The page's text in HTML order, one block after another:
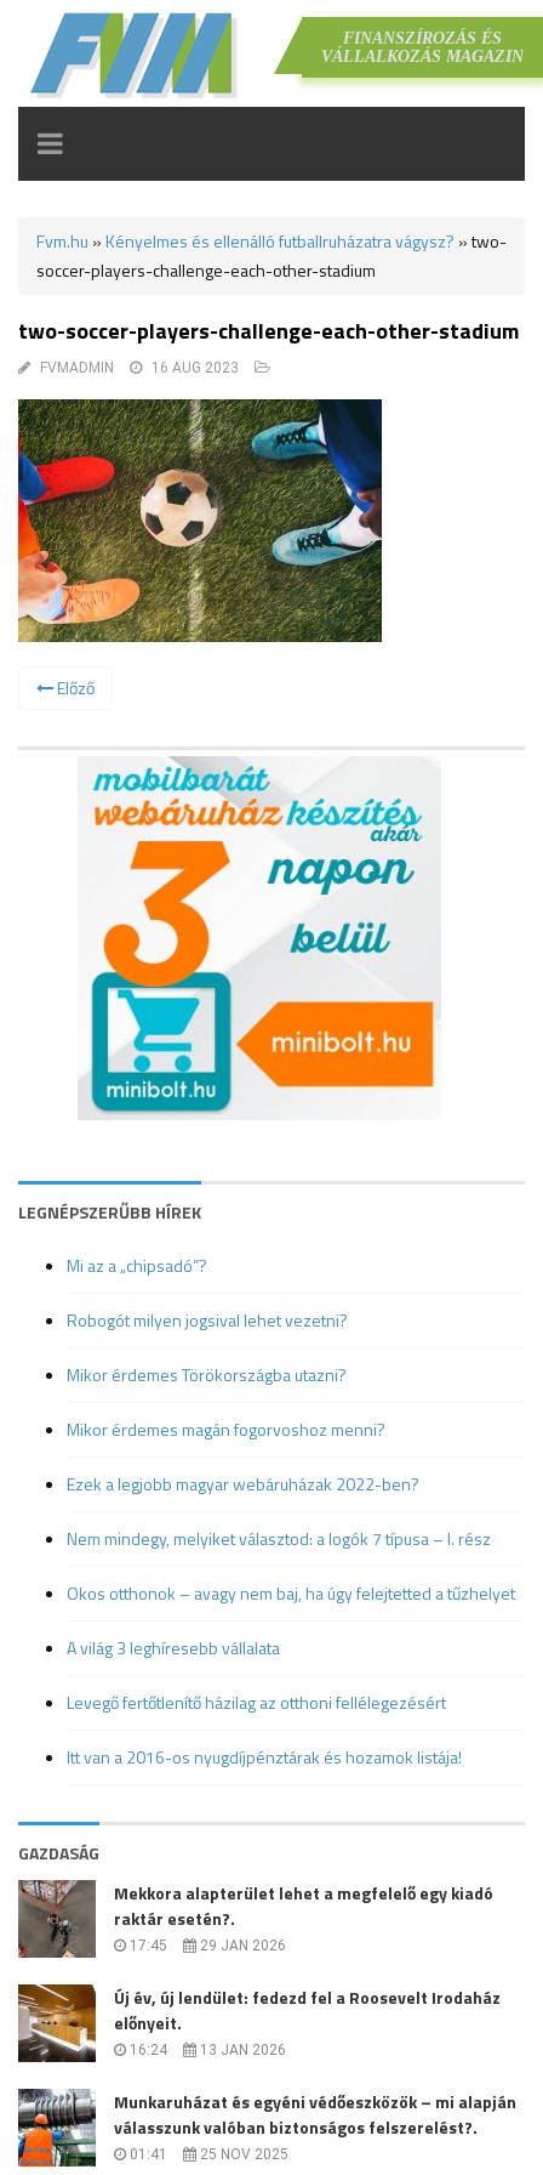
FINANSZÍROZÁS ÉS
VÁLLALKOZÁS MAGAZIN
TOGGLE
NAVIGATION
Fvm.hu » Kényelmes és ellenálló futballruházatra vágysz? »two-
soccer-players-challenge-each-other-stadium
two-soccer-players-challenge-each-other-stadium
FVMADMIN 16 AUG 2023
Előző
LEGNÉPSZERŰBB HÍREK
Mi az a „chipsadó”?
Robogót milyen jogsival lehet vezetni?
Mikor érdemes Törökországba utazni?
Mikor érdemes magán fogorvoshoz menni?
Ezek a legjobb magyar webáruházak 2022-ben?
Nem mindegy, melyiket választod: a logók 7 típusa – I. rész
Okos otthonok – avagy nem baj, ha úgy felejtetted a tűzhelyet
A világ 3 leghíresebb vállalata
Levegő fertőtlenítő házilag az otthoni fellélegezésért
Itt van a 2016-os nyugdíjpénztárak és hozamok listája!
GAZDASÁG
Mekkora alapterület lehet a megfelelő egy kiadó
raktár esetén?.
17:45 29 JAN 2026
Új év, új lendület: fedezd fel a Roosevelt Irodaház
előnyeit.
16:24 13 JAN 2026
Munkaruházat és egyéni védőeszközök – mi alapján
válasszunk valóban biztonságos felszerelést?.
01:41 25 NOV 2025